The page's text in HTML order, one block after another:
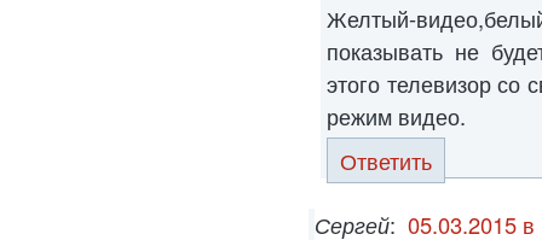
Желтый-
показывать не
этого телевизор со
режим видео.
Ответить
Сергей: 05.03.2015 в